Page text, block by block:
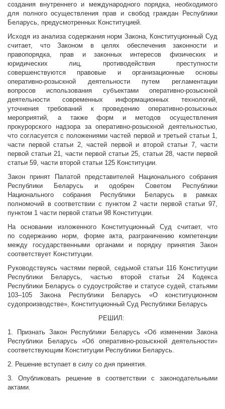
создания внутреннего и международного порядка, необходимого
для полного осуществления прав и свобод граждан Республики
Беларусь, предусмотренных Конституцией.
Исходя из анализа содержания норм Закона, Конституционный Суд
считает, что Законом в целях обеспечения законности и
правопорядка, прав и законных интересов физических и
юридических лиц, противодействия преступности
совершенствуются правовые и организационные основы
оперативно-розыскной деятельности путем регламентации
вопросов использования субъектами оперативно-розыскной
деятельности современных информационных технологий,
уточнения требований к проведению оперативно-розыскных
мероприятий, а также форм и методов осуществления
прокурорского надзора за оперативно-розыскной деятельностью,
что согласуется с положениями частей первой и третьей статьи 1,
части первой статьи 2, частей первой и второй статьи 7, части
первой статьи 21, части первой статьи 25, статьи 28, части первой
статьи 59, части второй статьи 125 Конституции.
Закон принят Палатой представителей Национального собрания
Республики Беларусь и одобрен Советом Республики
Национального собрания Республики Беларусь в рамках
полномочий в соответствии с пунктом 2 части первой статьи 97,
пунктом 1 части первой статьи 98 Конституции.
На основании изложенного Конституционный Суд считает, что
по содержанию норм, форме акта, разграничению компетенции
между государственными органами и порядку принятия Закон
соответствует Конституции.
Руководствуясь частями первой, седьмой статьи 116 Конституции
Республики Беларусь, частью второй статьи 24 Кодекса
Республики Беларусь о судоустройстве и статусе судей, статьями
103–105 Закона Республики Беларусь «О конституционном
судопроизводстве», Конституционный Суд Республики Беларусь
РЕШИЛ:
1. Признать Закон Республики Беларусь «Об изменении Закона
Республики Беларусь «Об оперативно-розыскной деятельности»
соответствующим Конституции Республики Беларусь.
2. Решение вступает в силу со дня принятия.
3. Опубликовать решение в соответствии с законодательными
актами.